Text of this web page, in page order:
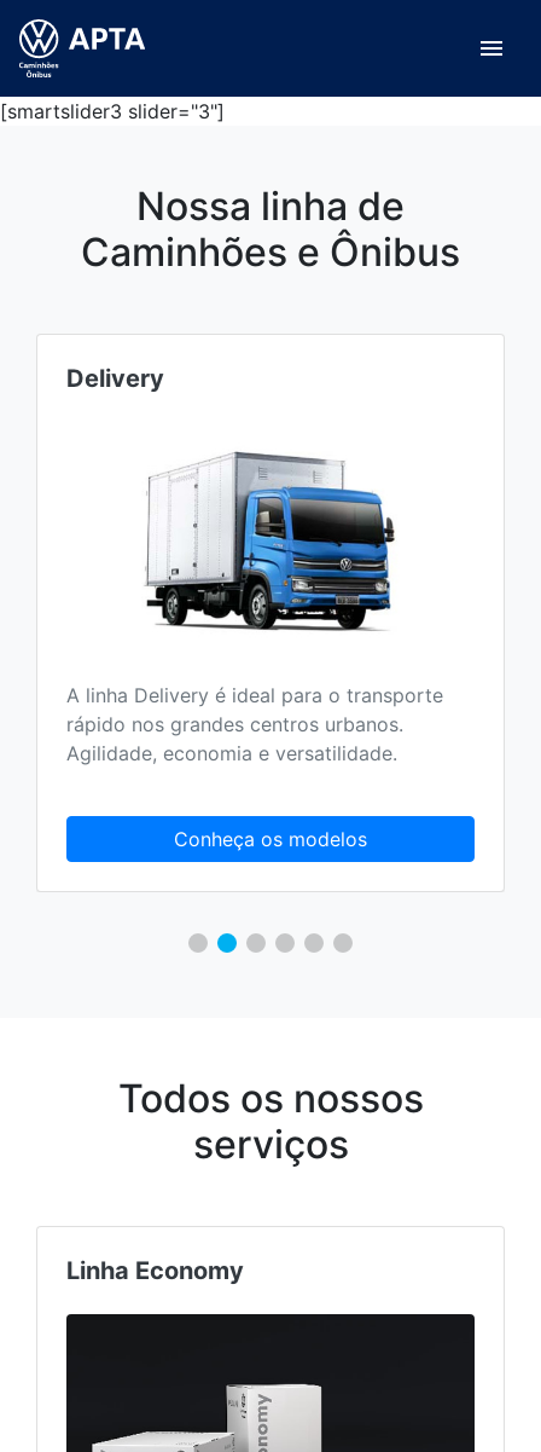
menu
[smartslider3 slider="3"]
Nossa linha de
Caminhões e Ônibus
Delivery
A linha Delivery é ideal para o transporte
rápido nos grandes centros urbanos.
Agilidade, economia e versatilidade.
Conheça os modelos
Todos os nossos
serviços
Linha Economy